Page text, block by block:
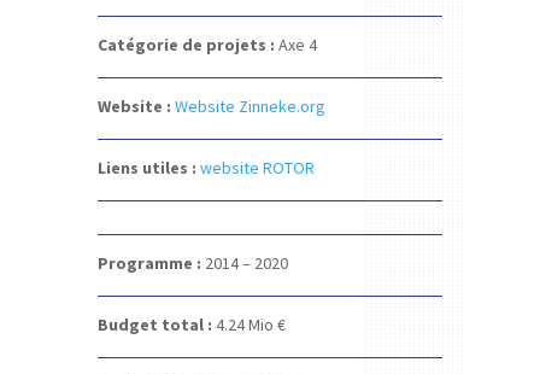
Catégorie de projets : Axe 4
Website : Website Zinneke.org
Liens utiles : website ROTOR
Programme : 2014 – 2020
Budget total : 4.24Mio €